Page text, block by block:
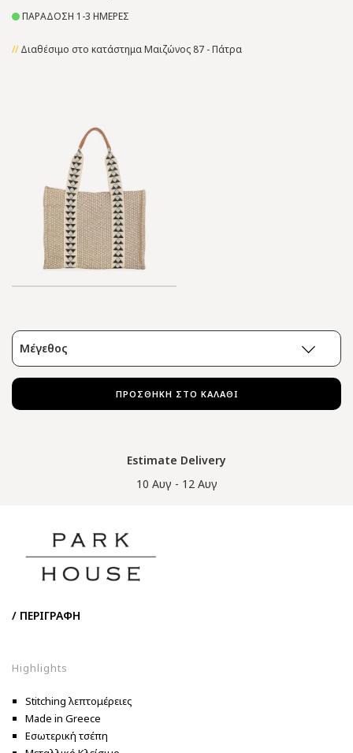
ΠΑΡΑΔΟΣΗ 1-3 ΗΜΕΡΕΣ
Διαθέσιμο στο κατάστημα Μαιζώνος 87 - Πάτρα
Estimate Delivery
10 Αυγ - 12 Αυγ
Μέγεθος
ΠΡΟΣΘΗΚΗ ΣΤΟ ΚΑΛΑΘΙ
/ ΠΕΡΙΓΡΑΦΗ
Highlights
Stitching λεπτομέρειες
Made in Greece
Εσωτερική τσέπη